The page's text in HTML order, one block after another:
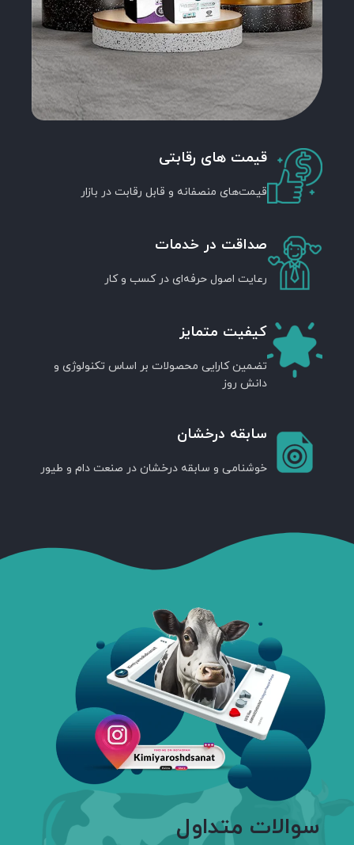
قیمت های رقابتی
قیمت‌های منصفانه و قابل رقابت در بازار
صداقت در خدمات
رعایت اصول ‌حرفه‌ای در کسب و کار
کیفیت متمایز
تضمین کارایی محصولات بر اساس تکنولوژی و
دانش روز
سابقه درخشان
خوشنامی و سابقه درخشان در صنعت دام و طیور
سوالات متداول